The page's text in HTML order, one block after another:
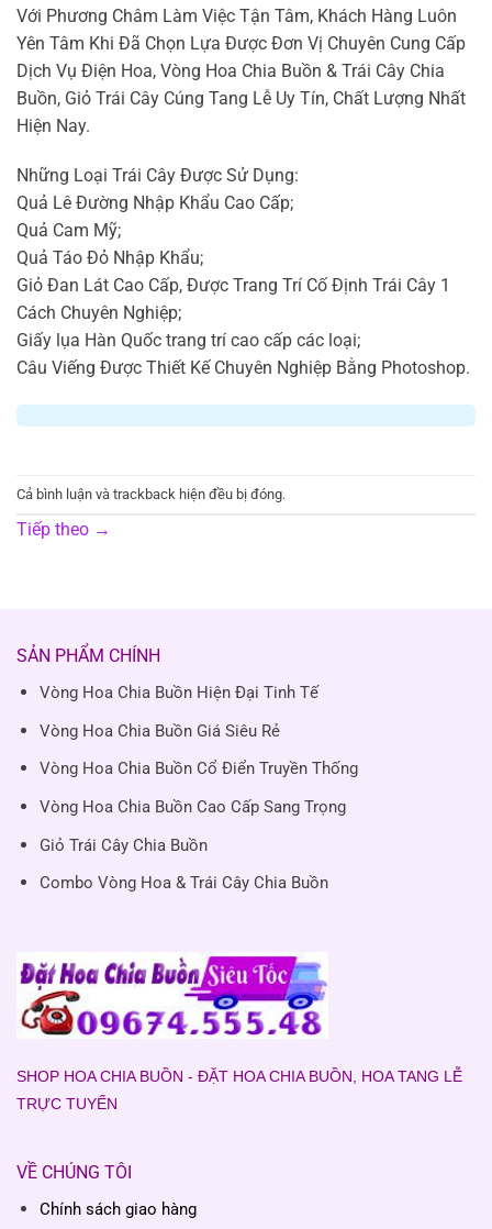
Với Phương Châm Làm Việc Tận Tâm, Khách Hàng Luôn
Yên Tâm Khi Đã Chọn Lựa Được Đơn Vị Chuyên Cung Cấp
Dịch Vụ Điện Hoa, Vòng Hoa Chia Buồn & Trái Cây Chia
Buồn, Giỏ Trái Cây Cúng Tang Lễ Uy Tín, Chất Lượng Nhất
Hiện Nay.
Những Loại Trái Cây Được Sử Dụng:
Quả Lê Đường Nhập Khẩu Cao Cấp;
Quả Cam Mỹ;
Quả Táo Đỏ Nhập Khẩu;
Giỏ Đan Lát Cao Cấp, Được Trang Trí Cố Định Trái Cây 1
Cách Chuyên Nghiệp;
Giấy lụa Hàn Quốc trang trí cao cấp các loại;
Câu Viếng Được Thiết Kế Chuyên Nghiệp Bằng Photoshop.
Cả bình luận và trackback hiện đều bị đóng.
Tiếp theo →
SẢN PHẨM CHÍNH
Vòng Hoa Chia Buồn Hiện Đại Tinh Tế
Vòng Hoa Chia Buồn Giá Siêu Rẻ
Vòng Hoa Chia Buồn Cổ Điển Truyền Thống
Vòng Hoa Chia Buồn Cao Cấp Sang Trọng
Giỏ Trái Cây Chia Buồn
Combo Vòng Hoa & Trái Cây Chia Buồn
SHOP HOA CHIA BUỒN - ĐẶT HOA CHIA BUỒN, HOA TANG LỄ
TRỰC TUYẾN
VỀ CHÚNG TÔI
Chính sách giao hàng